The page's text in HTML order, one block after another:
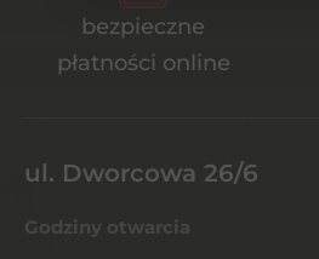
bezpieczne
płatności online
ul. Dworcowa 26/6
Godziny otwarcia